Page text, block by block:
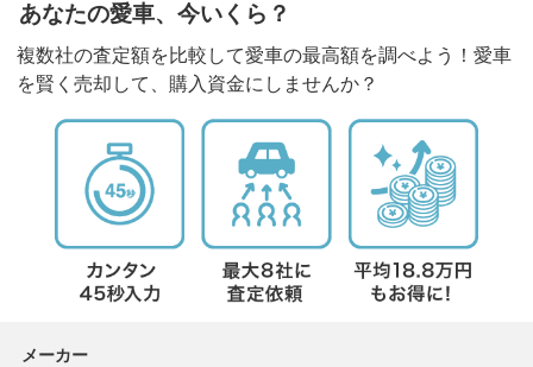
あなたの愛車、今いくら？
複数社の査定額を比較して愛車の最高額を調べよう！愛車
を賢く売却して、購入資金にしませんか？
メーカー